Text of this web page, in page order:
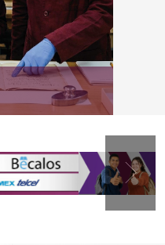
Next